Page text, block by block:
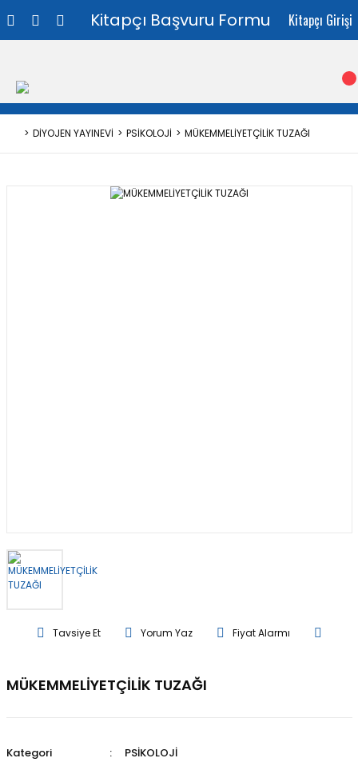
Kitapçı Başvuru Formu Kitapçı Girişi
DİYOJEN YAYINEVİ PSİKOLOJİ MÜKEMMELİYETÇİLİK TUZAĞI
Tavsiye Et Yorum Yaz Fiyat Alarmı
MÜKEMMELİYETÇİLİK TUZAĞI
Kategori
PSİKOLOJİ